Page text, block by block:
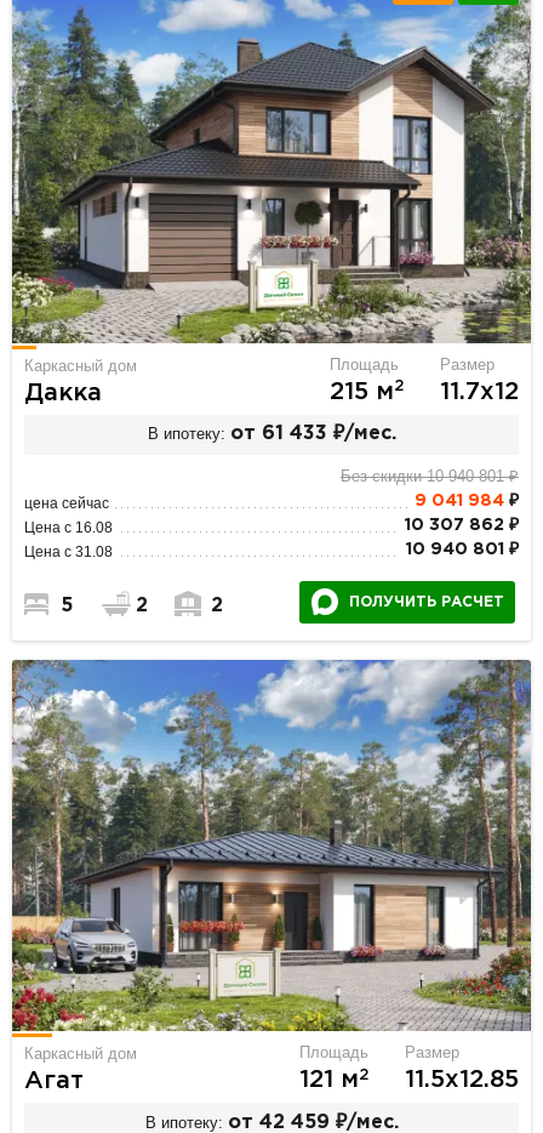
Каркасный дом
Дакка
Площадь
215 м2
Размер
11.7х12
В ипотеку: от 61 433 ₽/мес.
Без скидки 10 940 801 ₽
цена сейчас 9 041 984₽
Цена с 16.08 10 307 862 ₽
Цена с 31.08 10 940 801 ₽
5 2 2 ПОЛУЧИТЬ РАСЧЕТ
Каркасный дом
Агат
Площадь
121 м2
Размер
11.5х12.85
В ипотеку: от 42 459 ₽/мес.